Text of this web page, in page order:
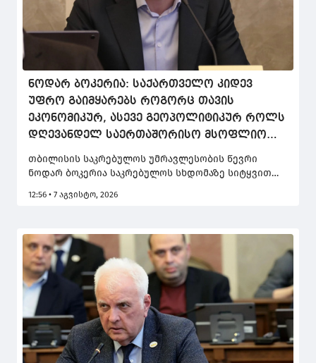
ნოდარ ბოკერია: საქართველო კიდევ
უფრო გაიმყარებს როგორც თავის
ეკონომიკურ, ასევე გეოპოლიტიკურ როლს
დღევანდელ საერთაშორისო მსოფლიო
წესრიგში
თბილისის საკრებულოს უმრავლესობის წევრი
ნოდარ ბოკერია საკრებულოს სხდომაზე სიტყვით
წარმატებებზე ისაუბრა. მისი თქმით, რადიკალური
იმყოფება, რაც დეპუტატის თქმით, სრული სიცრუეა.
12:56 • 7 აგვისტო, 2026